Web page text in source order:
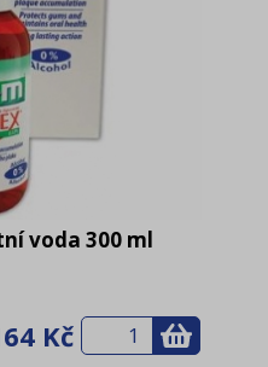
voda 300 ml
Kč